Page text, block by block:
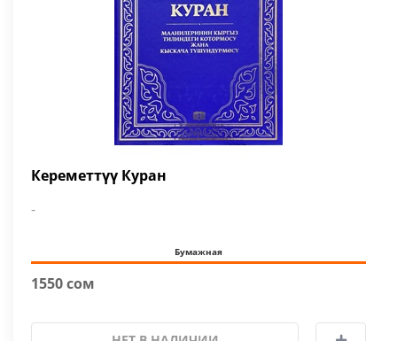
Кереметтүү Куран
-
Бумажная
1550 сом